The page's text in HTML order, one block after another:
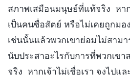
สภาพเสมือนมนุษย์ที่แท้จริง หา
เป็นคนซื่อสัตย์ หรือไม่เคยถูกมอ
เช่นนั้นแล้วพวกเขาย่อมไม่สามา
นับประสาอะไรกับการที่พวกเขา
จริง หากเจ้าไม่เชื่อเรา จงไปแ